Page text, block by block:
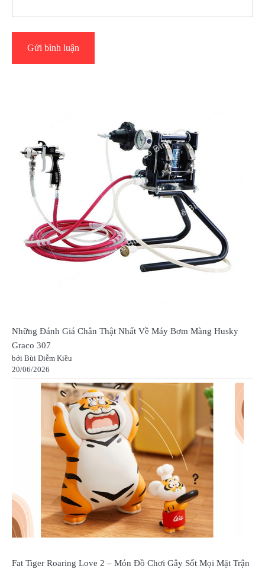
Những Đánh Giá Chân Thật Nhất Về Máy Bơm Màng Husky
Graco 307
bởi Bùi Diễm Kiều
20/06/2026
Fat Tiger Roaring Love 2 – Món Đồ Chơi Gây Sốt Mọi Mặt Trận